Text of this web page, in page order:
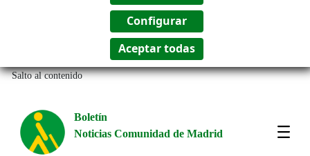
Salto al contenido
Boletín
Noticias Comunidad de Madrid